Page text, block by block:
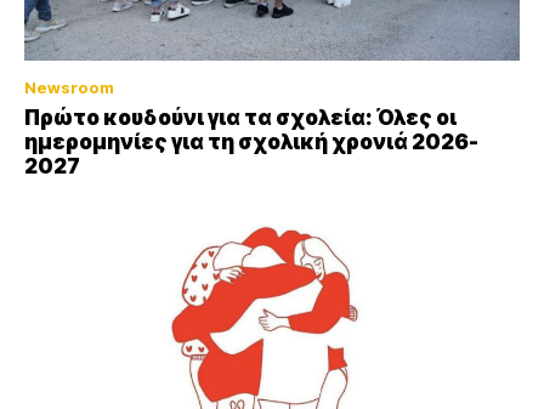
Newsroom
Πρώτο κουδούνι για τα σχολεία: Όλες οι
ημερομηνίες για τη σχολική χρονιά 2026-
2027